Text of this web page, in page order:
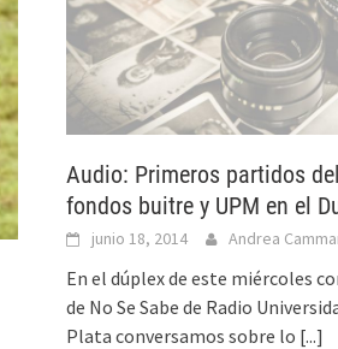
Audio: Primeros partidos
fondos buitre y UPM en el
junio 18, 2014 Andrea
En el dúplex de este miércoles
de No Se Sabe de Radio
Plata conversamos sobre lo [...]